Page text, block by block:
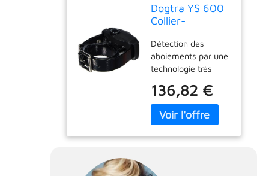
Dogtra YS 600
Collier-
Chargeur pour
Chien
Détection des
aboiements par une
technologie très
de stimulation
électrique Pager
(vibration sans
rechargeable en 2
136,82 €